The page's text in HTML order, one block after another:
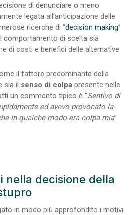
di denunciare o meno
legata all’anticipazione delle
ricerche di “decision making”
comportamento di scelta sia
di costi e benefici delle alternative
il fattore predominante della
sia il senso di colpa presente nelle
un commento tipico è “Sentivo di
ed avevo provocato la
in qualche modo era colpa mia”
nella decisione della
in modo più approfondito i motivi